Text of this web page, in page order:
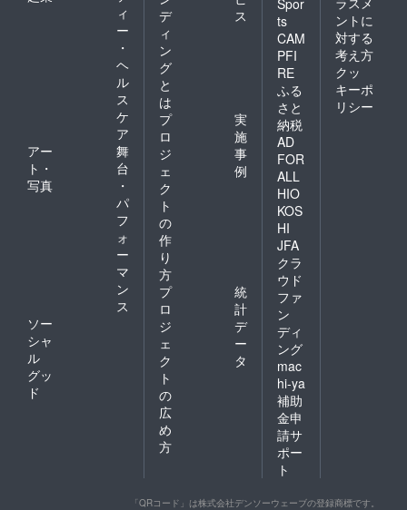
ィ
ー
・
ヘ
ル
ス
ケ
ア
アー
ト・
写真
舞
台
・
パ
フ
ォ
ー
マ
ン
ス
ソー
シャ
ル
グッ
ド
デ
ィ
ン
グ
と
は
ス
プ
ロ
ジ
ェ
ク
ト
の
作
り
方
実
施
事
例
プ
ロ
ジ
ェ
ク
ト
の
広
め
方
統
計
デ
ー
タ
ts
CAM
PFI
RE
ふる
さと
納税
AD
FOR
ALL
HIO
KOS
HI
JFA
クラ
ウド
ファ
ン
ディ
ング
mac
hi-ya
補助
金申
請サ
ポー
ト
ントに
対する
考え方
クッ
キーポ
リシー
「QRコード」は株式会社デンソーウェーブの登録商標です。